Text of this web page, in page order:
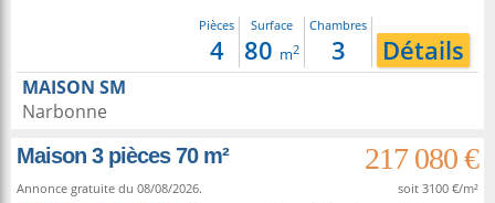
Pièces
4
Surface
80 m2
Chambres
3 Détails
MAISON SM
Narbonne
Maison 3 pièces 70 m²
217 080 €
Annonce gratuite du 08/08/2026. soit 3100 €/m²